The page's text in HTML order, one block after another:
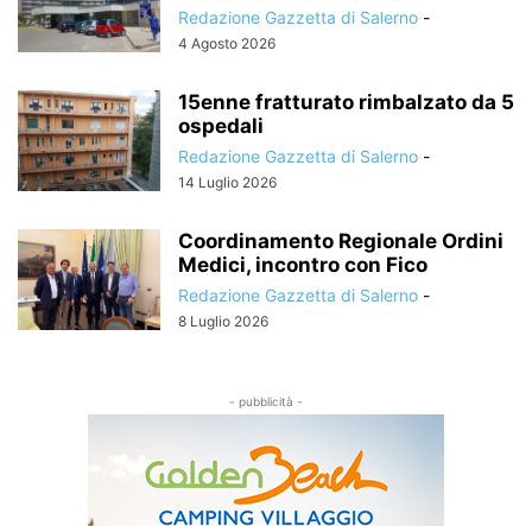
Redazione Gazzetta di Salerno -
4 Agosto 2026
15enne fratturato rimbalzato da 5
ospedali
Redazione Gazzetta di Salerno -
14 Luglio 2026
Coordinamento Regionale Ordini
Medici, incontro con Fico
Redazione Gazzetta di Salerno -
8 Luglio 2026
- pubblicità -